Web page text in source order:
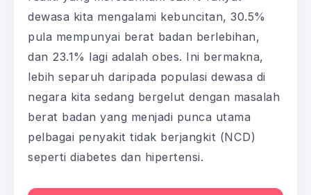
dewasa kita mengalami kebuncitan, 30.5%
pula mempunyai berat badan berlebihan,
dan 23.1% lagi adalah obes. Ini bermakna,
lebih separuh daripada populasi dewasa di
negara kita sedang bergelut dengan masalah
berat badan yang menjadi punca utama
pelbagai penyakit tidak berjangkit (NCD)
seperti diabetes dan hipertensi.